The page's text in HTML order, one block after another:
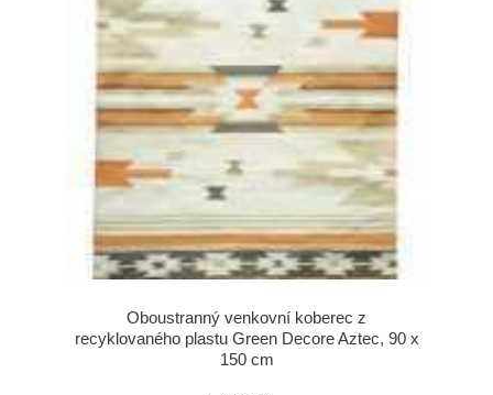
Oboustranný venkovní koberec z
recyklovaného plastu Green Decore Aztec, 90 x
150 cm